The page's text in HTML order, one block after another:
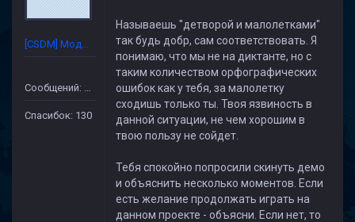
[CSDM] Модератор
Сообщений: 632
Спасибок: 130
Называешь "детворой и малолетками"
так будь добр, сам соответствовать. Я
понимаю, что мы не на диктанте, но с
таким количеством орфографических
ошибок как у тебя, за малолетку
сходишь только ты. Твоя язвиность в
данной ситуации, не чем хорошим в
твою пользу не сойдет.
Тебя спокойно попросили скинуть демо
и объяснить несколько моментов. Если
есть желание продолжать играть на
данном проекте - объясни. Если нет, то